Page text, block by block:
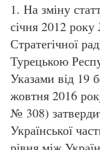
1. На зміну
січня 2012
Стратегічної
Турецькою
Указами від 19
жовтня 2016
№ 308)
Української